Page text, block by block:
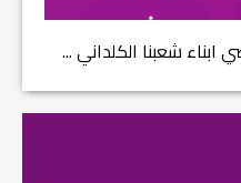
شعبنا الكلداني ...